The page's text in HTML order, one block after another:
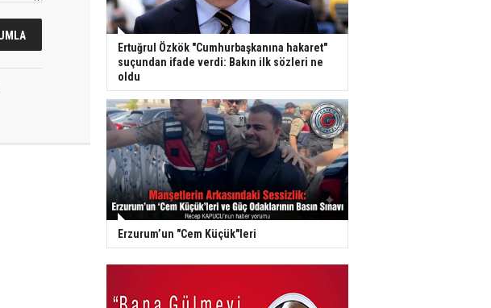
Ertuğrul Özkök "Cumhurbaşkanına hakaret"
suçundan ifade verdi: Bakın ilk sözleri ne
oldu
Erzurum’un "Cem Küçük"leri